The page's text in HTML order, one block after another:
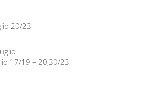
20/23
17/19 – 20,30/23